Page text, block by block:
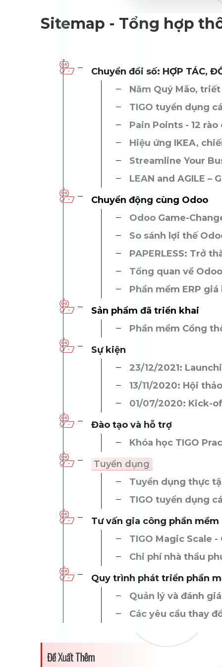
Sitemap - Tổng hợp
Chuyển đổi số: HỢP TÁC,
Năm Quý Mão,
TIGO tuyển dụng
Pain Points - 12
Hiệu ứng IKEA,
Streamline Your
LEAN and AGILE
Chuyển động cùng Odoo
Odoo Game-
So sánh lợi thế
PAPERLESS: Trở
Tổng quan về
Phần mềm ERP
Sản phẩm đã triển khai
Phần mềm Cổng
Sự kiện
23/12/2021:
13/11/2020: Hội
01/07/2020: Kick-
Đào tạo và hỗ trợ
Khóa học TIGO
Tuyển dụng
Tuyển dụng thực
TIGO tuyển dụng
Tư vấn gia công phần mềm
TIGO Magic Scale
Chi phí nhà thầu
Quy trình phát triển phần
Quản lý và đánh
Các yêu cầu thay
Đề Xuất Thêm